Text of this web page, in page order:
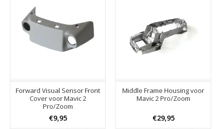
Forward Visual Sensor Front
Cover voor Mavic 2
Pro/Zoom
€9,95
Middle Frame Housing voor
Mavic 2 Pro/Zoom
€29,95